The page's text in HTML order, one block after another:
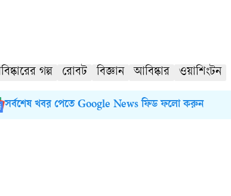
গল্প রোবট বিজ্ঞান আবিষ্কার ওয়াশিংটন
সর্বশেষ খবর পেতে Google News ফিড ফলো করুন